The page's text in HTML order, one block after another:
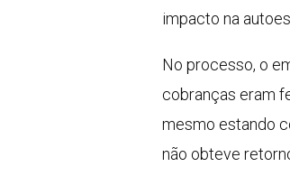
impacto na
No processo, o
cobranças eram
mesmo estando
não obteve